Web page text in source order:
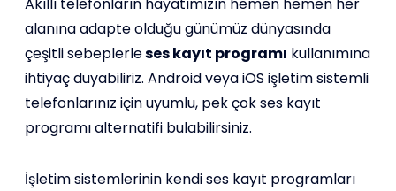
Akıllı telefonların hayatımızın hemen hemen her
alanına adapte olduğu günümüz dünyasında
çeşitli sebeplerleses kayıt programı kullanımına
ihtiyaç duyabiliriz. Android veya iOS işletim sistemli
telefonlarınız için uyumlu, pek çok ses kayıt
programı alternatifi bulabilirsiniz.
İşletim sistemlerinin kendi ses kayıt programları